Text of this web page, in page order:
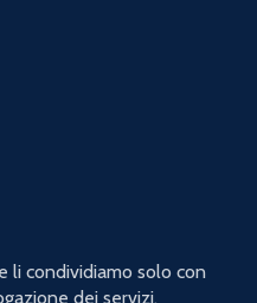
li condividiamo solo con
dei servizi.